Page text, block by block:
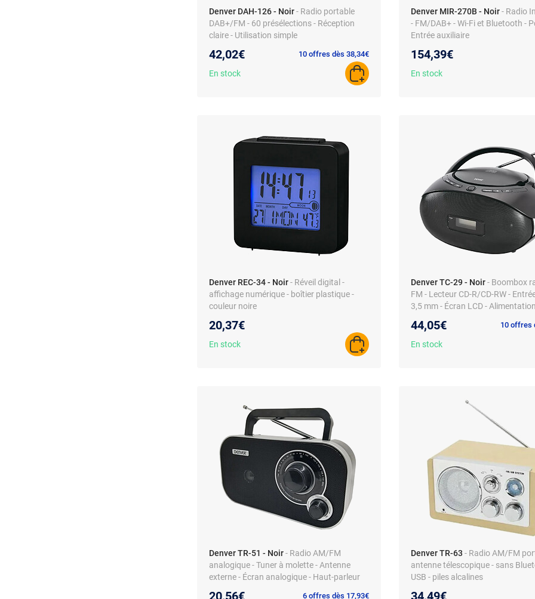
Denver DAH-126 - Noir- Radio portable
DAB+/FM - 60 présélections - Réception
claire - Utilisation simple
42,02€ 10 offres dès 38,34€
En stock
AJOUTER AU PANIER
Denver MIR-270B - Noir- Radio
- FM/DAB+ - Wi-Fi et Bluetooth -
Entrée auxiliaire
154,39€
En stock
Denver REC-34 - Noir- Réveil digital -
affichage numérique - boîtier plastique -
couleur noire
20,37€
En stock
AJOUTER AU PANIER
Denver TC-29 - Noir- Boombox
FM - Lecteur CD-R/CD-RW -
3,5 mm - Écran LCD -
44,05€ 10 offres
En stock
Denver TR-51 - Noir- Radio AM/FM
analogique - Tuner à molette - Antenne
externe - Écran analogique - Haut-parleur
6 offres dès 17,93€
Denver TR-63 - Radio AM/FM
antenne télescopique - sans
USB - piles alcalines